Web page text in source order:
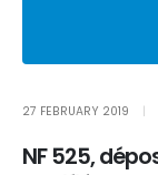
27 FEBRUARY 2019
NF 525,